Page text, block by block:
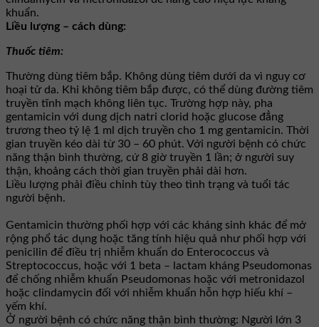
khuẩn.
Liều lượng – cách dùng:
Thuốc tiêm:
Thường dùng tiêm bắp. Không dùng tiêm dưới da vì nguy cơ
hoại tử da. Khi không tiêm bắp được, có thể dùng đường tiêm
truyền tĩnh mạch không liên tục. Trường hợp này, pha
gentamicin với dung dịch natri clorid hoặc glucose đẳng
trương theo tỷ lệ 1 ml dịch truyền cho 1 mg gentamicin. Thời
gian truyền kéo dài từ 30 – 60 phút. Với người bệnh có chức
năng thận bình thường, cứ 8 giờ truyền 1 lần; ở người suy
thận, khoảng cách thời gian truyền phải dài hơn.
Liều lượng phải điều chỉnh tùy theo tình trạng và tuổi tác
người bệnh.
Gentamicin thường phối hợp với các kháng sinh khác để mở
rộng phổ tác dụng hoặc tăng tính hiệu quả như phối hợp với
penicilin để điều trị nhiễm khuẩn do Enterococcus và
Streptococcus, hoặc với 1 beta – lactam kháng Pseudomonas
để chống nhiễm khuẩn Pseudomonas hoặc với metronidazol
hoặc clindamycin đối với nhiễm khuẩn hỗn hợp hiếu khí –
yếm khí.
Ở người bệnh có chức năng thận bình thường: Người lớn 3